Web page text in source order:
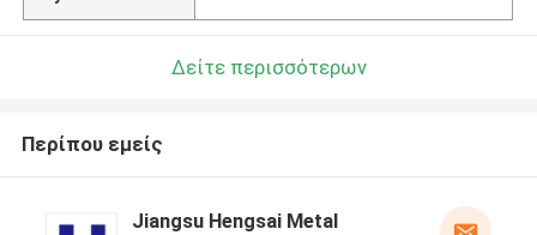
Δείτε περισσότερων
Περίπου εμείς
Jiangsu Hengsai Metal